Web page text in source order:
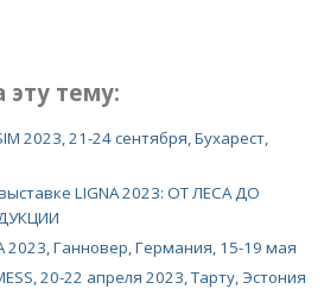
эту тему:
2023, 21-24 сентября, Бухарест,
LIGNA 2023: ОТ ЛЕСА ДО
2023, Ганновер, Германия, 15-19 мая
20-22 апреля 2023, Тарту, Эстония